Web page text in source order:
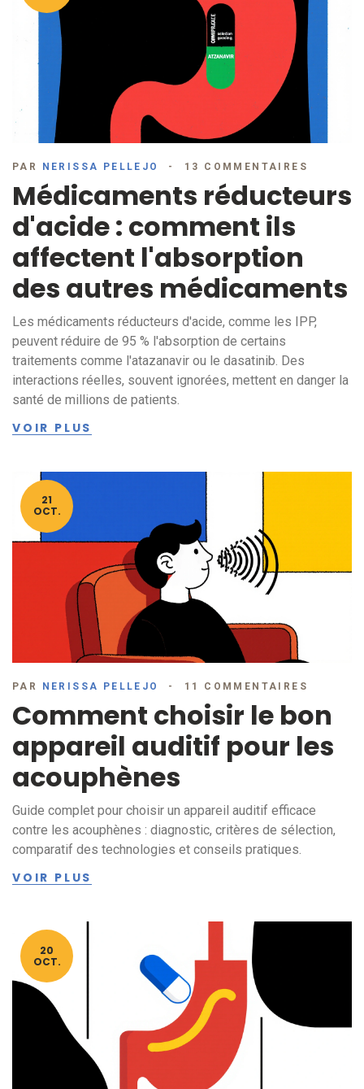
PAR NERISSA PELLEJO 13 COMMENTAIRES
Médicaments réducteurs
d'acide : comment ils
affectent l'absorption
des autres médicaments
Les médicaments réducteurs d'acide, comme les IPP,
peuvent réduire de 95 % l'absorption de certains
traitements comme l'atazanavir ou le dasatinib. Des
interactions réelles, souvent ignorées, mettent en danger la
santé de millions de patients.
VOIR PLUS
21
OCT.
PAR NERISSA PELLEJO 11 COMMENTAIRES
Comment choisir le bon
appareil auditif pour les
acouphènes
Guide complet pour choisir un appareil auditif efficace
contre les acouphènes : diagnostic, critères de sélection,
comparatif des technologies et conseils pratiques.
VOIR PLUS
20
OCT.